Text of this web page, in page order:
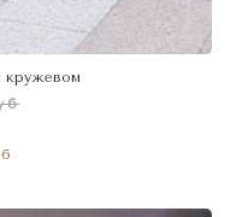
кружевом